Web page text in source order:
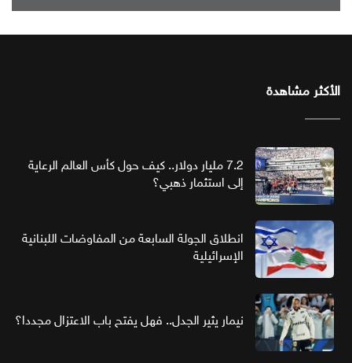
الأكثر مشاهدة
7.2 مليار دولار.. كيف حول كأس العالم الرعاية
إلى استثمار ذهبي؟
انطلاق الجولة السابعة من المفاوضات اللبنانية
الإسرائيلية
نيمار يثير الجدل.. فهل يفتح باب الاعتزال مجددا؟